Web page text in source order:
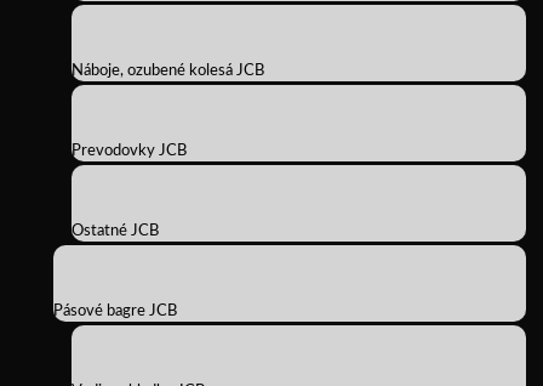
Náboje, ozubené kolesá JCB
Prevodovky JCB
Ostatné JCB
Pásové bagre JCB